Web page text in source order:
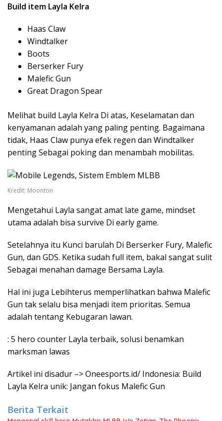
Build item Layla Kelra
Haas Claw
Windtalker
Boots
Berserker Fury
Malefic Gun
Great Dragon Spear
Melihat build Layla Kelra Di atas, Keselamatan dan
kenyamanan adalah yang paling penting. Bagaimana
tidak, Haas Claw punya efek regen dan Windtalker
penting Sebagai poking dan menambah mobilitas.
Kredit: Moonton
Mengetahui Layla sangat amat late game, mindset
utama adalah bisa survive Di early game.
Setelahnya itu Kunci barulah Di Berserker Fury, Malefic
Gun, dan GDS. Ketika sudah full item, bakal sangat sulit
Sebagai menahan damage Bersama Layla.
Hal ini juga Lebihterus memperlihatkan bahwa Malefic
Gun tak selalu bisa menjadi item prioritas. Semua
adalah tentang Kebugaran lawan.
: 5 hero counter Layla terbaik, solusi benamkan
marksman lawas
Artikel ini disadur –> Oneesports.id/ Indonesia: Build
Layla Kelra unik: Jangan fokus Malefic Gun
Berita Terkait